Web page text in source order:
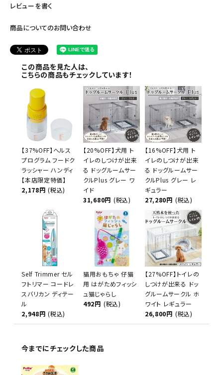
レビューを書く
商品についてのお問い合わせ
この商品を見た人は、
こちらの商品もチェックしています！
【37%OFF】ヘルス
プログラム フードク
ラッシャー ハンディ
【本店限定特価】
2,178円 (税込)
【20%OFF】犬用 ト
イレのしつけが出来
る ドッグルームサー
クルPlus グレー ワ
イド
31,680円 (税込)
【16%OFF】犬用 ト
イレのしつけが出来
る ドッグルームサー
クルPlus グレー レ
ギュラー
27,280円 (税込)
Self Trimmer セル
フトリマー コードレ
スバリカン ディテー
ル
2,948円 (税込)
猫用おもちゃ 仔猫
用 はがためフィッシ
ュ猫じゃらし
492円 (税込)
【27%OFF】トイレの
しつけが出来る ドッ
グルームサークル ホ
ワイト レギュラー
26,800円 (税込)
今までにチェックした商品